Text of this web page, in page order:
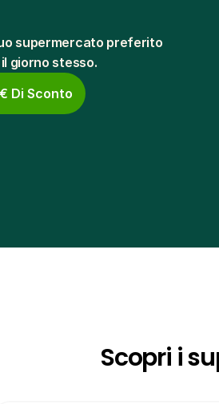
supermercato preferito
giorno stesso.
Di Sconto
Scopri i